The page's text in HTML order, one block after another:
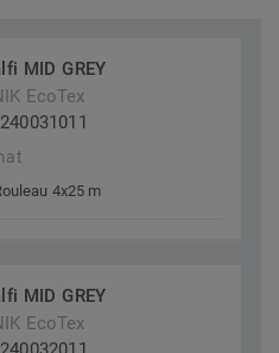
MID GREY
EcoTex
4x25 m
MID GREY
EcoTex